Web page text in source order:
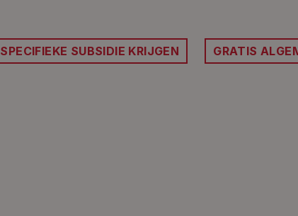
SPECIFIEKE SUBSIDIE KRIJGEN GRATIS